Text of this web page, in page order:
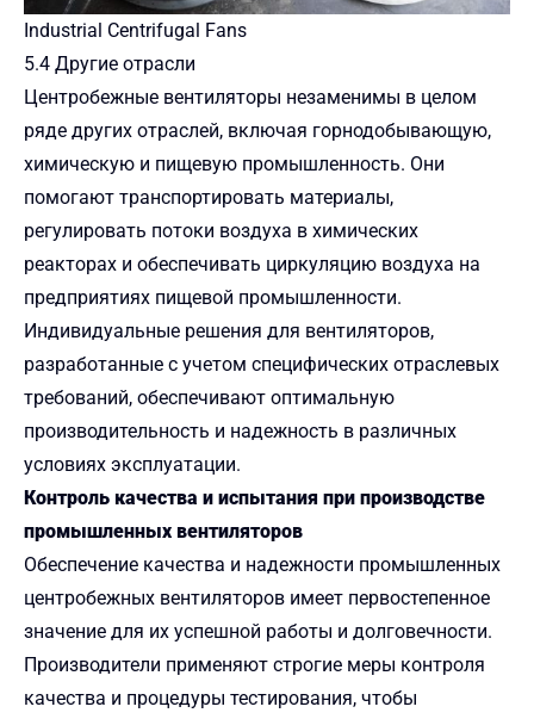
Industrial Centrifugal Fans
5.4 Другие отрасли
Центробежные вентиляторы незаменимы в целом
ряде других отраслей, включая горнодобывающую,
химическую и пищевую промышленность. Они
помогают транспортировать материалы,
регулировать потоки воздуха в химических
реакторах и обеспечивать циркуляцию воздуха на
предприятиях пищевой промышленности.
Индивидуальные решения для вентиляторов,
разработанные с учетом специфических отраслевых
требований, обеспечивают оптимальную
производительность и надежность в различных
условиях эксплуатации.
Контроль качества и испытания при производстве
промышленных вентиляторов
Обеспечение качества и надежности промышленных
центробежных вентиляторов имеет первостепенное
значение для их успешной работы и долговечности.
Производители применяют строгие меры контроля
качества и процедуры тестирования, чтобы